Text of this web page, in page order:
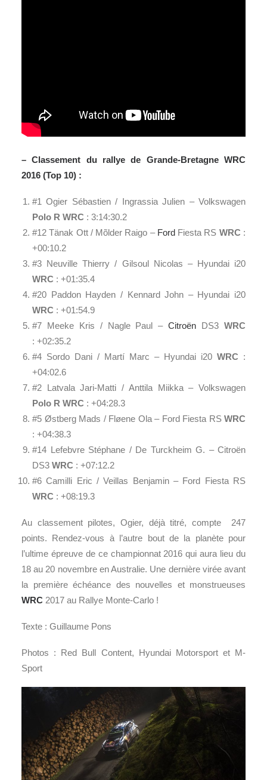
– Classement du rallye de Grande-Bretagne WRC
2016 (Top 10) :
#1 Ogier Sébastien / Ingrassia Julien – Volkswagen
Polo R WRC : 3:14:30.2
#12 Tänak Ott / Mõlder Raigo – FordFiesta RS WRC :
+00:10.2
#3 Neuville Thierry / Gilsoul Nicolas – Hyundai i20
WRC : +01:35.4
#20 Paddon Hayden / Kennard John – Hyundai i20
WRC : +01:54.9
#7 Meeke Kris / Nagle Paul –Citroën DS3WRC
: +02:35.2
#4 Sordo Dani / Martí Marc – Hyundai i20 WRC :
+04:02.6
#2 Latvala Jari-Matti / Anttila Miikka – Volkswagen
Polo R WRC : +04:28.3
#5 Østberg Mads / Fløene Ola – Ford Fiesta RS WRC
: +04:38.3
#14 Lefebvre Stéphane / De Turckheim G. – Citroën
DS3 WRC : +07:12.2
#6 Camilli Eric / Veillas Benjamin – Ford Fiesta RS
WRC : +08:19.3
Au classement pilotes, Ogier, déjà titré, compte 247
points. Rendez-vous à l’autre bout de la planète pour
l’ultime épreuve de ce championnat 2016 qui aura lieu du
18 au 20 novembre en Australie. Une dernière virée avant
la première échéance des nouvelles et monstrueuses
WRC 2017 au Rallye Monte-Carlo !
Texte : Guillaume Pons
Photos : Red Bull Content, Hyundai Motorsport et M-
Sport